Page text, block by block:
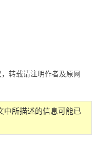
转载请注明作者及原网
中所描述的信息可能已